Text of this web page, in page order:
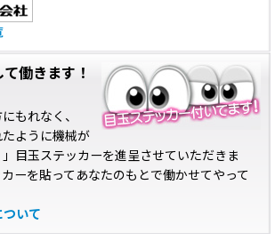
働きます！
もれなく、
たように機械が
目玉ステッカーを進呈させていただきま
ーを貼ってあなたのもとで働かせてやって
いて